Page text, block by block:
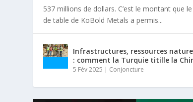
537 millions de dollars. C’est le montant que
de table de KoBold Metals a permis...
Infrastructures, ressources
: comment la Turquie titille la
5 Fév 2025 | Conjoncture